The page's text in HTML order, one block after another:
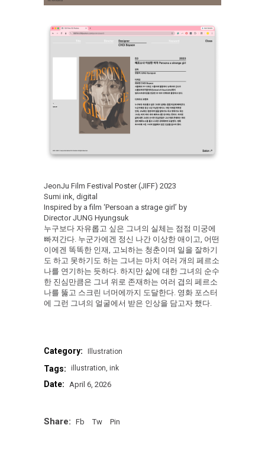
JeonJu Film Festival Poster (JIFF) 2023
Sumi ink, digital
Inspired by a film ‘Persoan a strage girl’ by
Director JUNG Hyungsuk
누구보다 자유롭고 싶은 그녀의 실체는 점점 미궁에
빠져간다. 누군가에겐 정신 나간 이상한 애이고, 어떤
이에겐 똑똑한 인재, 고뇌하는 청춘이며 일을 잘하기
도 하고 못하기도 하는 그녀는 마치 여러 개의 페르소
나를 연기하는 듯하다. 하지만 삶에 대한 그녀의 순수
한 진심만큼은 그녀 위로 존재하는 여러 겹의 페르소
나를 뚫고 스크린 너머에까지 도달한다. 영화 포스터
에 그런 그녀의 얼굴에서 받은 인상을 담고자 했다.
Category: Illustration
Tags: illustration ink
Date: April 6, 2026
Share: Fb Tw Pin